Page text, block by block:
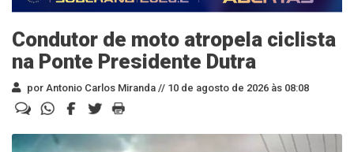
Condutor de moto atropela ciclista
na Ponte Presidente Dutra
por Antonio Carlos Miranda // 10 de agosto de 2026 às 08:08